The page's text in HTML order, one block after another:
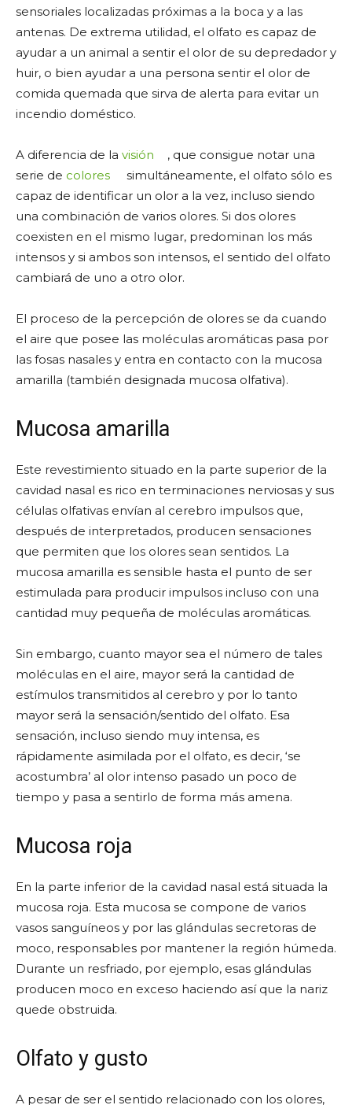
sensoriales localizadas próximas a la boca y a las
antenas. De extrema utilidad, el olfato es capaz de
ayudar a un animal a sentir el olor de su depredador y
huir, o bien ayudar a una persona sentir el olor de
comida quemada que sirva de alerta para evitar un
incendio doméstico.
A diferencia de la visión
, que consigue notar una
serie de colores
simultáneamente, el olfato sólo es
capaz de identificar un olor a la vez, incluso siendo
una combinación de varios olores. Si dos olores
coexisten en el mismo lugar, predominan los más
intensos y si ambos son intensos, el sentido del olfato
cambiará de uno a otro olor.
El proceso de la percepción de olores se da cuando
el aire que posee las moléculas aromáticas pasa por
las fosas nasales y entra en contacto con la mucosa
amarilla (también designada mucosa olfativa).
Mucosa amarilla
Este revestimiento situado en la parte superior de la
cavidad nasal es rico en terminaciones nerviosas y sus
células olfativas envían al cerebro impulsos que,
después de interpretados, producen sensaciones
que permiten que los olores sean sentidos. La
mucosa amarilla es sensible hasta el punto de ser
estimulada para producir impulsos incluso con una
cantidad muy pequeña de moléculas aromáticas.
Sin embargo, cuanto mayor sea el número de tales
moléculas en el aire, mayor será la cantidad de
estímulos transmitidos al cerebro y por lo tanto
mayor será la sensación/sentido del olfato. Esa
sensación, incluso siendo muy intensa, es
rápidamente asimilada por el olfato, es decir, ‘se
acostumbra’ al olor intenso pasado un poco de
tiempo y pasa a sentirlo de forma más amena.
Mucosa roja
En la parte inferior de la cavidad nasal está situada la
mucosa roja. Esta mucosa se compone de varios
vasos sanguíneos y por las glándulas secretoras de
moco, responsables por mantener la región húmeda.
Durante un resfriado, por ejemplo, esas glándulas
producen moco en exceso haciendo así que la nariz
quede obstruida.
Olfato y gusto
A pesar de ser el sentido relacionado con los olores,